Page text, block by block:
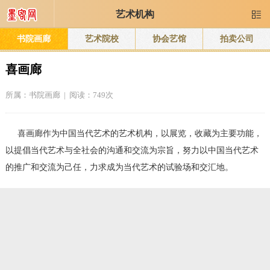
艺术机构 
书院画廊 艺术院校 协会艺馆 拍卖公司
喜画廊
所属： 书院画廊| 阅读：749次
喜画廊作为中国当代艺术的艺术机构，以展览，收藏为主要功能，
以提倡当代艺术与全社会的沟通和交流为宗旨，努力以中国当代艺术
的推广和交流为己任，力求成为当代艺术的试验场和交汇地。